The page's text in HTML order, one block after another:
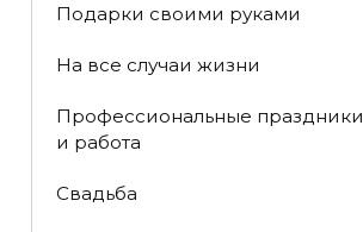
Подарки своими руками
На все случаи жизни
Профессиональные праздники
и работа
Свадьба